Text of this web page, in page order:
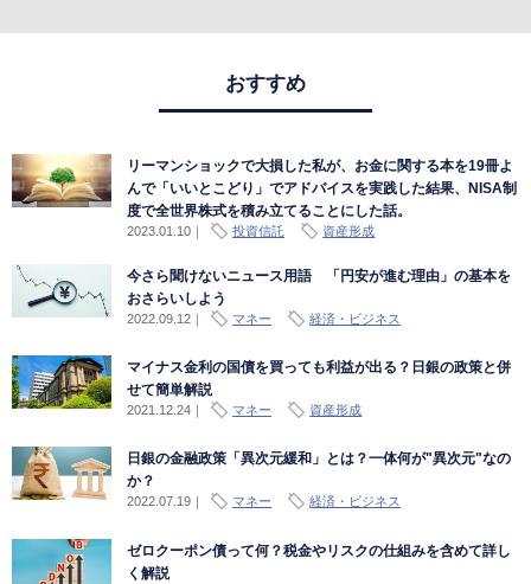
おすすめ
リーマンショックで大損した私が、お金に関する本を19冊よ
んで「いいとこどり」でアドバイスを実践した結果、NISA制
度で全世界株式を積み立てることにした話。
2023.01.10｜ 投資信託 資産形成
今さら聞けないニュース用語 「円安が進む理由」の基本を
おさらいしよう
2022.09.12｜ マネー 経済・ビジネス
マイナス金利の国債を買っても利益が出る？日銀の政策と併
せて簡単解説
2021.12.24｜ マネー 資産形成
日銀の金融政策「異次元緩和」とは？一体何が"異次元"なの
か？
2022.07.19｜ マネー 経済・ビジネス
ゼロクーポン債って何？税金やリスクの仕組みを含めて詳し
く解説